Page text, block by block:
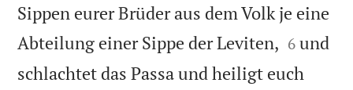
Sippen eurer Brüder aus dem Volk je eine
Abteilung einer Sippe der Leviten, 

6 und
schlachtet das Passa und heiligt euch